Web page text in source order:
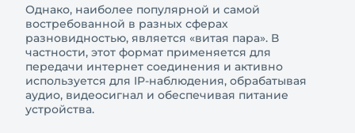
Однако, наиболее популярной и самой
востребованной в разных сферах
разновидностью, является «витая пара». В
частности, этот формат применяется для
передачи интернет соединения и активно
используется для IP-наблюдения, обрабатывая
аудио, видеосигнал и обеспечивая питание
устройства.